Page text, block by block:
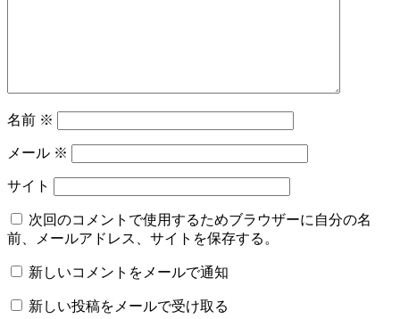
名前 ※
メール ※
サイト
次回のコメントで使用するためブラウザーに自分の名
前、メールアドレス、サイトを保存する。
新しいコメントをメールで通知
新しい投稿をメールで受け取る